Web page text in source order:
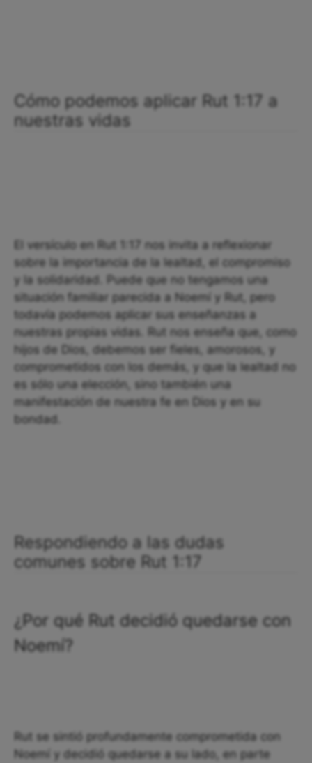
Cómo podemos aplicar Rut 1:17 a
nuestras vidas
El versículo en Rut 1:17 nos invita a reflexionar
sobre la importancia de la lealtad, el compromiso
y la solidaridad. Puede que no tengamos una
situación familiar parecida a Noemí y Rut, pero
todavía podemos aplicar sus enseñanzas a
nuestras propias vidas. Rut nos enseña que, como
hijos de Dios, debemos ser fieles, amorosos, y
comprometidos con los demás, y que la lealtad no
es sólo una elección, sino también una
manifestación de nuestra fe en Dios y en su
bondad.
Respondiendo a las dudas
comunes sobre Rut 1:17
¿Por qué Rut decidió quedarse con
Noemí?
Rut se sintió profundamente comprometida con
Noemí y decidió quedarse a su lado, en parte